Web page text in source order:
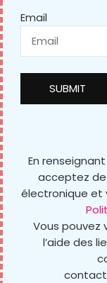
Email
En
acceptez de
électronique et
Vous pouvez
l’aide des